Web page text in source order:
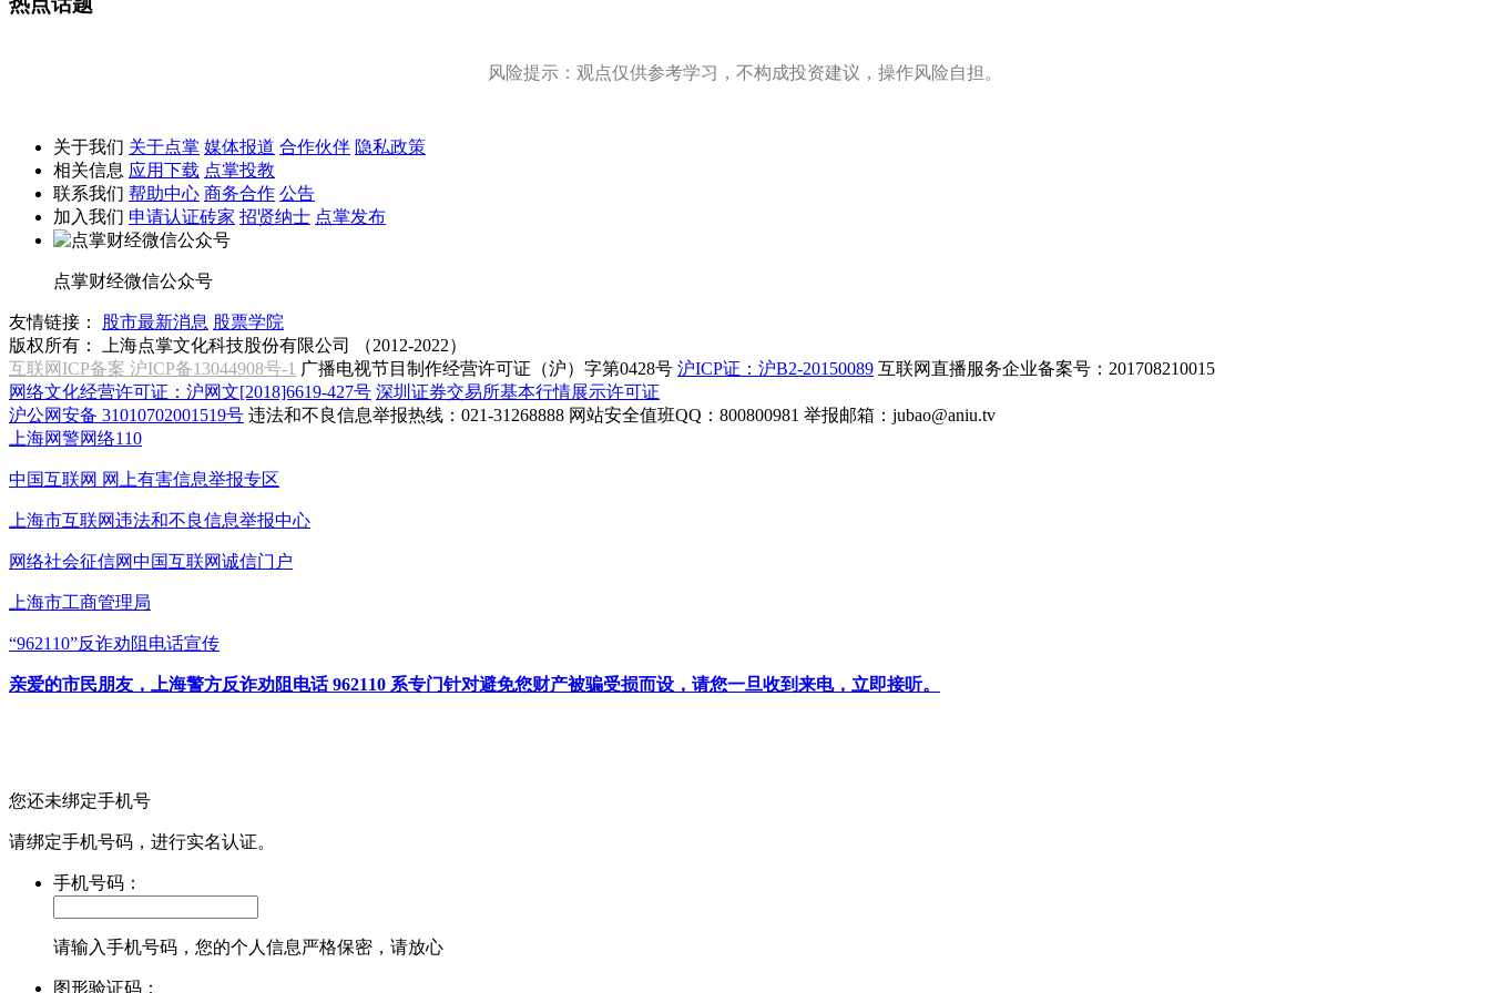
风险提示：观点仅供参考学习，不构成投资建议，操作风险自担。
关于我们 关于点掌 媒体报道 合作伙伴 隐私政策
相关信息 应用下载 点掌投教
联系我们 帮助中心 商务合作 公告
加入我们 申请认证砖家 招贤纳士 点掌发布
点掌财经微信公众号
友情链接： 股市最新消息 股票学院
版权所有：
上海点掌文化科技股份有限公司 （2012-2022）
互联网ICP备案 沪ICP备13044908号-1 广播电视节目制作经营许可证（沪）字第0428号 沪ICP证：沪B2-20150089 互联网直播服务企业备案号：201708210015
网络文化经营许可证：沪网文[2018]6619-427号 深圳证券交易所基本行情展示许可证
沪公网安备 31010702001519号 违法和不良信息举报热线：021-31268888 网站安全值班QQ：800800981 举报邮箱： jubao@aniu.tv
上海网警网络110
中国互联网 网上有害信息举报专区
上海市互联网违法和不良信息举报中心
网络社会征信网中国互联网诚信门户
上海市工商管理局
“962110”反诈劝阻电话宣传
亲爱的市民朋友，上海警方反诈劝阻电话 962110 系专门针对避免您财产被骗受损而设，请您一旦收到来电，立即接听。
您还未绑定手机号
请绑定手机号码，进行实名认证。
手机号码：
请输入手机号码，您的个人信息严格保密，请放心
图形验证码：